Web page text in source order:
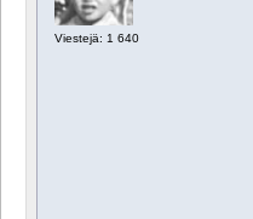
Viestejä: 1 640